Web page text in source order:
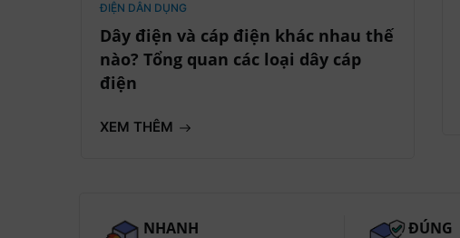
ĐIỆN DÂN DỤNG
Dây điện và cáp điện khác nhau thế
nào? Tổng quan các loại dây cáp
điện
XEM THÊM
NHANH ĐÚNG